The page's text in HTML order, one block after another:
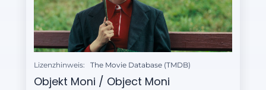
Lizenzhinweis: The Movie Database (TMDB)
Objekt Moni / Object Moni